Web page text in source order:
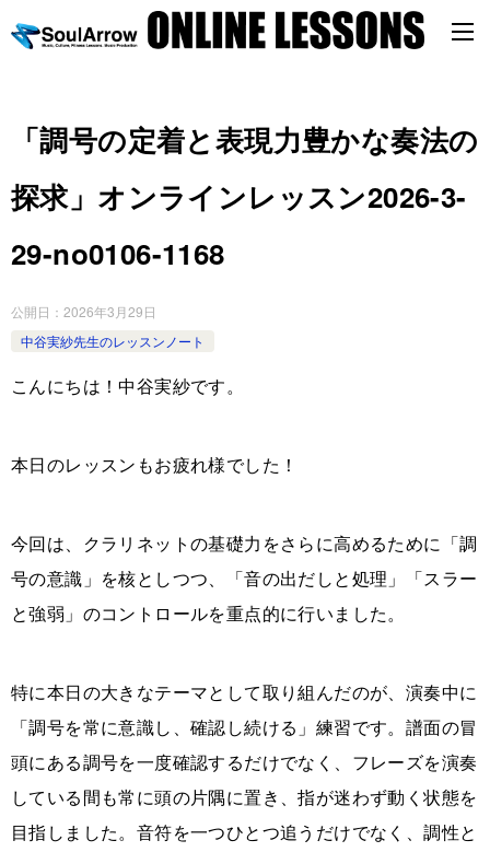
「調号の定着と表現力豊かな奏法の
探求」オンラインレッスン2026-3-
29-no0106-1168
公開日： 2026年3月29日
中谷実紗先生のレッスンノート
こんにちは！中谷実紗です。
本日のレッスンもお疲れ様でした！
今回は、クラリネットの基礎力をさらに高めるために「調
号の意識」を核としつつ、「音の出だしと処理」「スラー
と強弱」のコントロールを重点的に行いました。
特に本日の大きなテーマとして取り組んだのが、演奏中に
「調号を常に意識し、確認し続ける」練習です。譜面の冒
頭にある調号を一度確認するだけでなく、フレーズを演奏
している間も常に頭の片隅に置き、指が迷わず動く状態を
目指しました。音符を一つひとつ追うだけでなく、調性と